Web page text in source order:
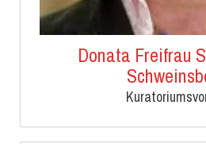
Donata Freifrau